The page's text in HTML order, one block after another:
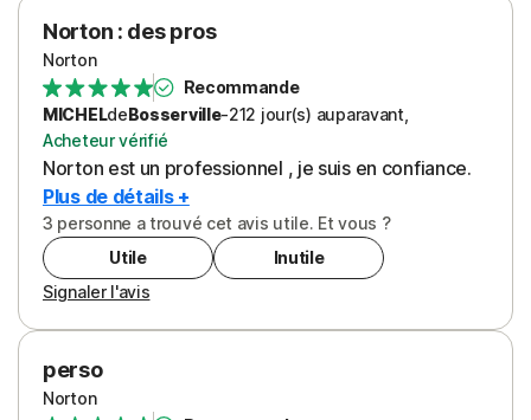
Norton : des pros
Norton
Recommande
MICHELdeBosserville-212 jour(s) auparavant
Acheteur vérifié
Norton est un professionnel , je suis en confiance.
Plus de détails +
3 personne a trouvé cet avis utile. Et vous ?
Utile
Inutile
Signaler l'avis
perso
Norton